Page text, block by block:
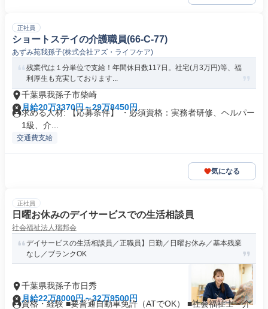
正社員
ショートステイの介護職員(66-C-77)
あずみ苑我孫子(株式会社アズ・ライフケア)
残業代は１分単位で支給！年間休日数117日。社宅(月3万円)等、福
利厚生も充実しております...
千葉県我孫子市柴崎
月給20万3370円～29万8450円
求める人材: 【応募条件】 ・必須資格：実務者研修、ヘルパー
1級、介...
交通費支給
気になる
正社員
日曜お休みのデイサービスでの生活相談員
社会福祉法人瑞邦会
デイサービスの生活相談員／正職員】日勤／日曜お休み／基本残業
なし／ブランクOK
千葉県我孫子市日秀
月給22万8000円～32万9500円
資格・経験 ■要普通自動車免許（ATでOK） ■社会福祉士・介